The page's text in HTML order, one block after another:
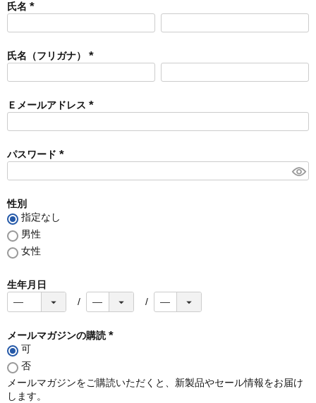
氏名
必
氏名（フリガナ）
必
Ｅメールアドレス
必
パスワード
必
性別
指定なし
男性
女性
生年月日
メールマガジンの購読
須
)
可
否
メールマガジンをご購読いただくと、新製品やセール情報をお届け
します。